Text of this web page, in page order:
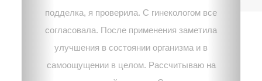
подделка, я проверила. С гинекологом все
согласовала. После применения заметила
улучшения в состоянии организма и в
самоощущении в целом. Рассчитываю на